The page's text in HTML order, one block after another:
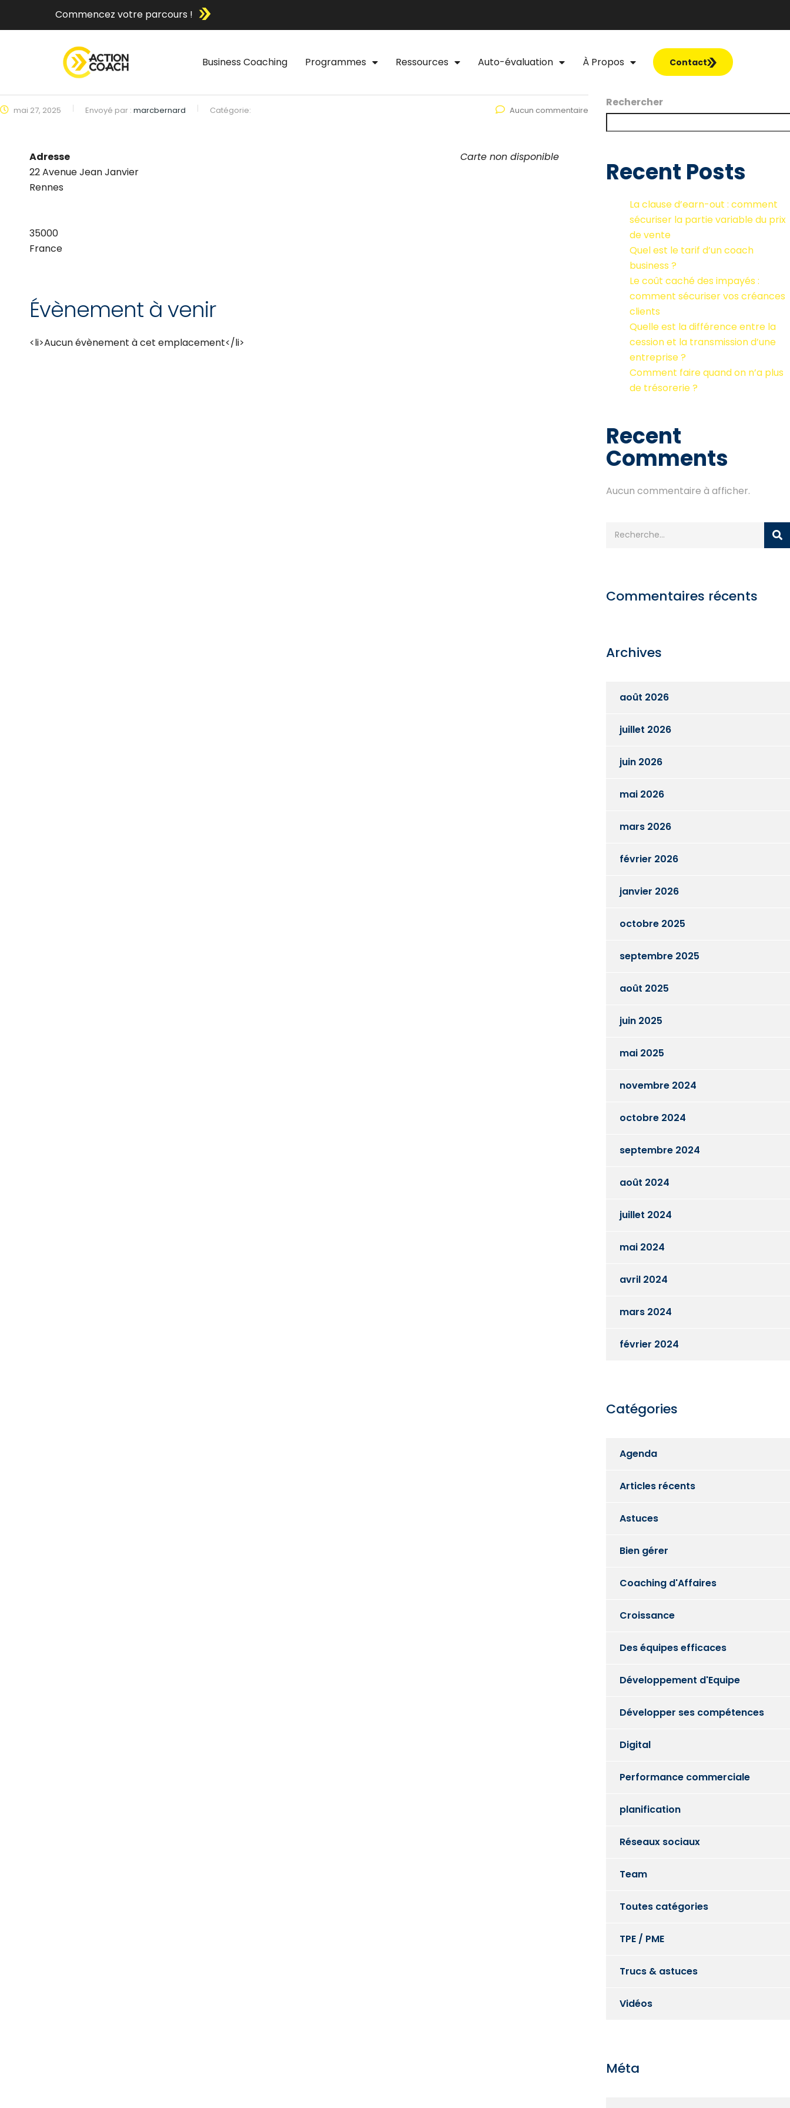
Commencez votre parcours !
Business Coaching Programmes Ressources Auto-évaluation À Propos Contact
mai 27, 2025 Envoyé par : marcbernard Catégorie: Aucun commentaire
Carte non disponible
Adresse
22 Avenue Jean Janvier
Rennes
35000
France
Évènement à venir
<li>Aucun évènement à cet emplacement</li>
Rechercher
Recent Posts
La clause d’earn-out : comment
sécuriser la partie variable du prix
de vente
Quel est le tarif d’un coach
business ?
Le coût caché des impayés :
comment sécuriser vos créances
clients
Quelle est la différence entre la
cession et la transmission d’une
entreprise ?
Comment faire quand on n’a plus
de trésorerie ?
Recent
Comments
Aucun commentaire à afficher.
Commentaires récents
Archives
août 2026
juillet 2026
juin 2026
mai 2026
mars 2026
février 2026
janvier 2026
octobre 2025
septembre 2025
août 2025
juin 2025
mai 2025
novembre 2024
octobre 2024
septembre 2024
août 2024
juillet 2024
mai 2024
avril 2024
mars 2024
février 2024
Catégories
Agenda
Articles récents
Astuces
Bien gérer
Coaching d'Affaires
Croissance
Des équipes efficaces
Développement d'Equipe
Développer ses compétences
Digital
Performance commerciale
planification
Réseaux sociaux
Team
Toutes catégories
TPE / PME
Trucs & astuces
Vidéos
Méta